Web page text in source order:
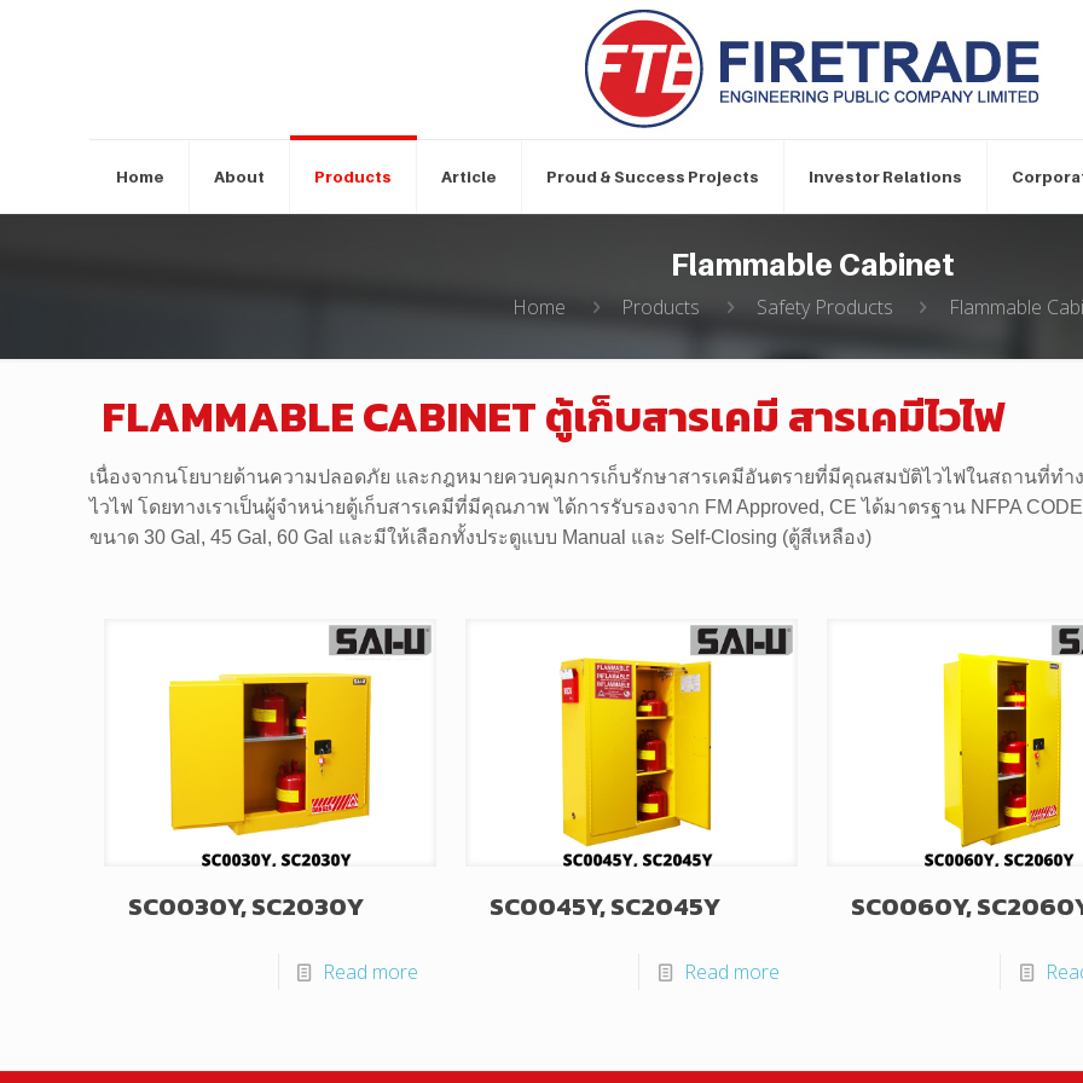
Home About Products Article Proud & Success Projects Investor Relations
Flammable Cabinet
Home Products Safety Products Flammable
FLAMMABLE CABINET ตู้เก็บสารเคมี สารเคมีไวไฟ
เนื่องจากนโยบายด้านความปลอดภัย และกฎหมายควบคุมการเก็บรักษาสารเคมีอันตรายที่มีคุณสมบัติไวไฟในสถานที่ทำ
ไวไฟ โดยทางเราเป็นผู้จำหน่ายตู้เก็บสารเคมีที่มีคุณภาพ ได้การรับรองจาก FM Approved, CE ได้มาตรฐาน NFPA
ขนาด 30 Gal, 45 Gal, 60 Gal และมีให้เลือกทั้งประตูแบบ Manual และ Self-Closing (ตู้สีเหลือง)
SC0030Y, SC2030Y
Read more
SC0045Y, SC2045Y
Read more
SC0060Y,